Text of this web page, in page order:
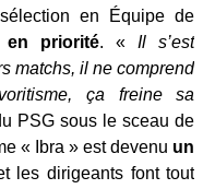
en Équipe de
priorité. «Il s’est
matchs, il ne comprend
ça freine sa
PSG sous le sceau de
« Ibra » est devenu un
les dirigeants font tout